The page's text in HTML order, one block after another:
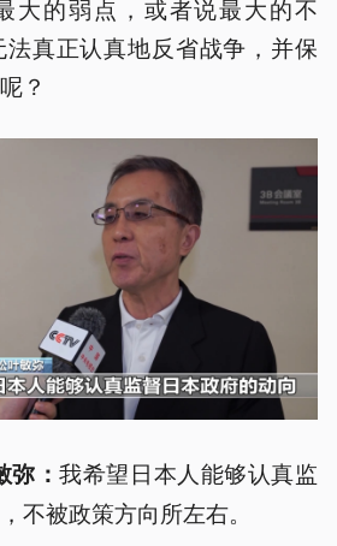
大的弱点，或者说最大的不
真正认真地反省战争，并保
？
弥 ：我希望日本人能够认真监
不被政策方向所左右。